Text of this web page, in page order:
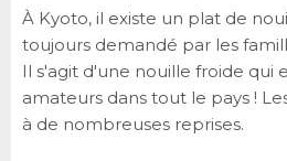
À Kyoto, il existe un plat de
toujours demandé par les
Il s'agit d'une nouille froide qui
amateurs dans tout le pays !
à de nombreuses reprises.